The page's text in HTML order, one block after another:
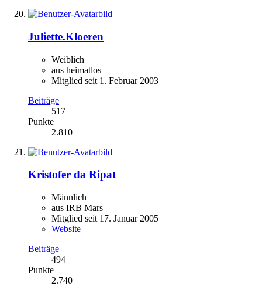
Juliette.Kloeren
Weiblich
aus heimatlos
Mitglied seit 1. Februar 2003
Beiträge
517
Punkte
2.810
Kristofer da Ripat
Männlich
aus IRB Mars
Mitglied seit 17. Januar 2005
Website
Beiträge
494
Punkte
2.740